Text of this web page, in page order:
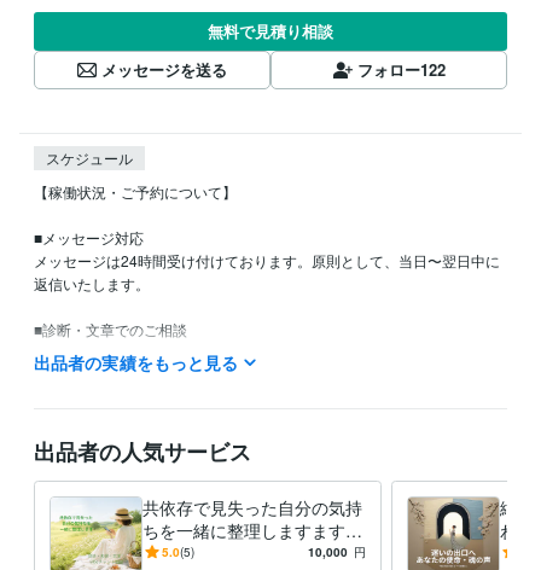
無料で見積り相談
メッセージを送る
フォロー122
スケジュール
【稼働状況・ご予約について】
■メッセージ対応
メッセージは24時間受け付けております。原則として、当日〜翌日中に
返信いたします。
■診断・文章でのご相談
必要なご回答や情報をいただいた後、各サービスに記載している日数を
目安にお届けいたします。
事前予約制です。10:00〜18:00を中心に承っております。
18:00以降をご希望の場合も、対応できる日がございます。購入前にメッ
セージからご相談ください。
ご予約の際は、ご希望の日時を2〜3つお知らせいただけるとスムーズで
出品者の実績をもっと見る
出品者の人気サービス
共依存で見失った自分の気持
ちを一緒に整理しますます
母娘・夫婦・恋愛の苦しさを
5.0(5) 10,000 円
絶望
わか
えを